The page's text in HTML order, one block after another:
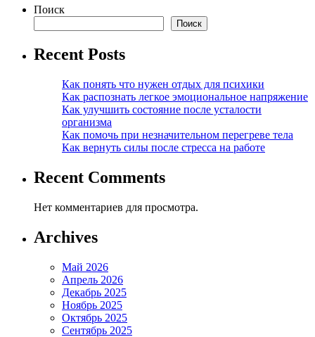
Поиск
Поиск
Recent Posts
Как понять что нужен отдых для психики
Как распознать легкое эмоциональное напряжение
Как улучшить состояние после усталости
организма
Как помочь при незначительном перегреве тела
Как вернуть силы после стресса на работе
Recent Comments
Нет комментариев для просмотра.
Archives
Май 2026
Апрель 2026
Декабрь 2025
Ноябрь 2025
Октябрь 2025
Сентябрь 2025